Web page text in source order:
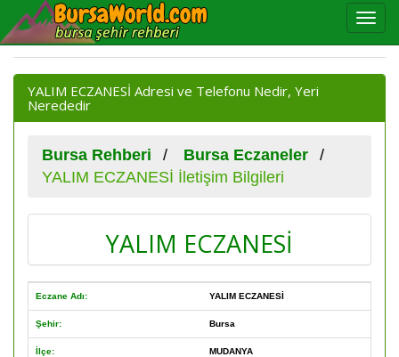
YALIM ECZANESİ Adresi ve Telefonu Nedir, Yeri
Nerededir
Bursa Rehberi
Bursa Eczaneler
YALIM ECZANESİ İletişim Bilgileri
YALIM ECZANESİ
Eczane Adı: YALIM ECZANESİ
Şehir: Bursa
İlçe: MUDANYA